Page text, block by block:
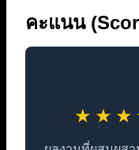
คะแนน